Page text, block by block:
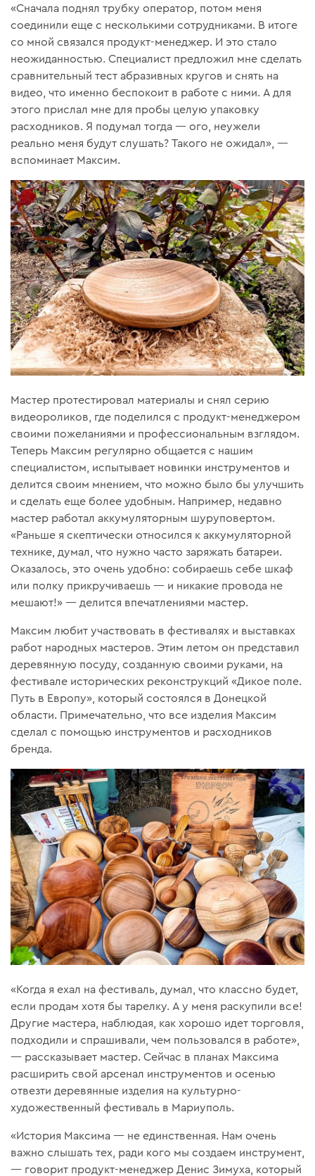
«Сначала поднял трубку оператор, потом меня
соединили еще с несколькими сотрудниками. В итоге
со мной связался продукт-менеджер. И это стало
неожиданностью. Специалист предложил мне сделать
сравнительный тест абразивных кругов и снять на
видео, что именно беспокоит в работе с ними. А для
этого прислал мне для пробы целую упаковку
расходников. Я подумал тогда — ого, неужели
реально меня будут слушать? Такого не ожидал», —
вспоминает Максим.
Мастер протестировал материалы и снял серию
видеороликов, где поделился с продукт-менеджером
своими пожеланиями и профессиональным взглядом.
Теперь Максим регулярно общается с нашим
специалистом, испытывает новинки инструментов и
делится своим мнением, что можно было бы улучшить
и сделать еще более удобным. Например, недавно
мастер работал аккумуляторным шуруповертом.
«Раньше я скептически относился к аккумуляторной
технике, думал, что нужно часто заряжать батареи.
Оказалось, это очень удобно: собираешь себе шкаф
или полку прикручиваешь — и никакие провода не
мешают!» — делится впечатлениями мастер.
Максим любит участвовать в фестивалях и выставках
работ народных мастеров. Этим летом он представил
деревянную посуду, созданную своими руками, на
фестивале исторических реконструкций «Дикое поле.
Путь в Европу», который состоялся в Донецкой
области. Примечательно, что все изделия Максим
сделал с помощью инструментов и расходников
бренда.
«Когда я ехал на фестиваль, думал, что классно будет,
если продам хотя бы тарелку. А у меня раскупили все!
Другие мастера, наблюдая, как хорошо идет торговля,
подходили и спрашивали, чем пользовался в работе»,
— рассказывает мастер. Сейчас в планах Максима
расширить свой арсенал инструментов и осенью
отвезти деревянные изделия на культурно-
художественный фестиваль в Мариуполь.
«История Максима — не единственная. Нам очень
важно слышать тех, ради кого мы создаем инструмент,
— говорит продукт-менеджер Денис Зимуха, который